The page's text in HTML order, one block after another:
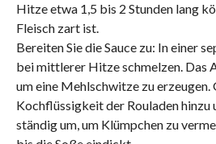
Hitze etwa 1,5 bis 2 Stunden lang
Fleisch zart ist.
Bereiten Sie die Sauce zu: In einer
bei mittlerer Hitze schmelzen. Das
um eine Mehlschwitze zu erzeugen.
Kochflüssigkeit der Rouladen hinzu
ständig um, um Klümpchen zu